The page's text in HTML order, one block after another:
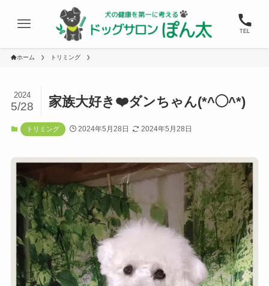
TEL
ホーム トリミング
家族大好き❤️ダンちゃん(*^◯^*)
2024
5/28
トリミング 2024年5月28日 2024年5月28日